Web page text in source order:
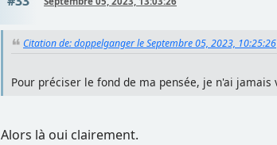
Citation de: doppelganger le Septembre 05, 2023, 10:25:26
Pour préciser le fond de ma pensée, je n'ai
Alors là oui clairement.